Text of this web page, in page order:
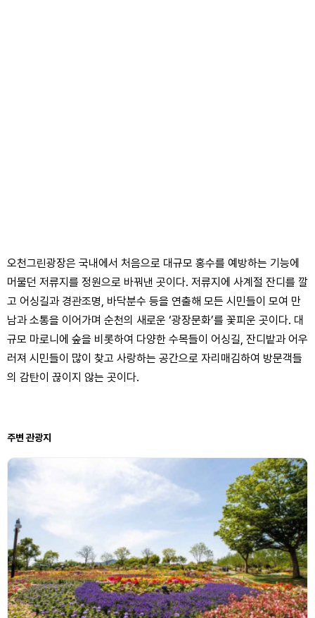
오천그린광장은 국내에서 처음으로 대규모 홍수를 예방하는 기능에
머물던 저류지를 정원으로 바꿔낸 곳이다. 저류지에 사계절 잔디를 깔
고 어싱길과 경관조명, 바닥분수 등을 연출해 모든 시민들이 모여 만
남과 소통을 이어가며 순천의 새로운 ‘광장문화’를 꽃피운 곳이다. 대
규모 마로니에 숲을 비롯하여 다양한 수목들이 어싱길, 잔디밭과 어우
러져 시민들이 많이 찾고 사랑하는 공간으로 자리매김하여 방문객들
의 감탄이 끊이지 않는 곳이다.
주변 관광지